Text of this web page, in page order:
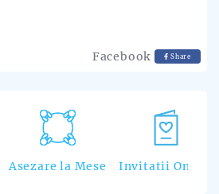
Facebook Share
Asezare la Mese Invitatii Online